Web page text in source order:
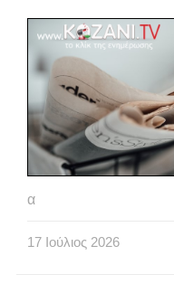
α
17 Ιούλιος 2026